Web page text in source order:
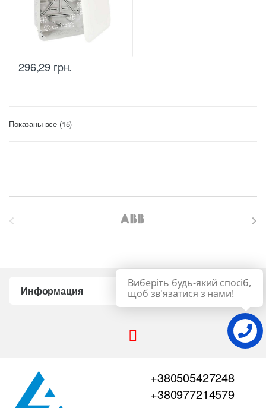
296,29 грн.
Показаны все (15)Цены:
Информация
+380505427248
+380977214579
Виберіть будь-який спосіб,
щоб зв'язатися з нами!